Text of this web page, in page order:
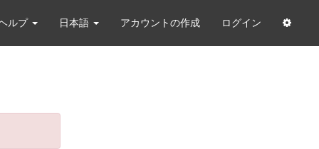
ルプ 日本語 アカウントの作成 ログイン